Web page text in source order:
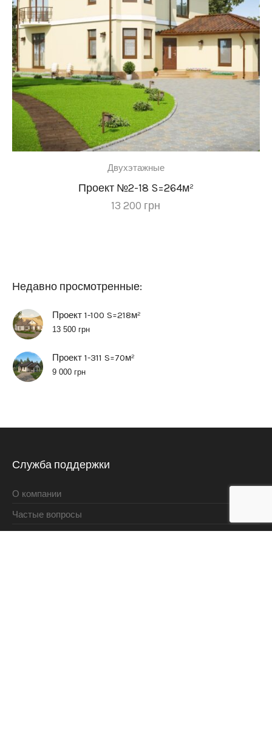
Двухэтажные
Проект №2-18 S=264м²
13 200 грн
Недавно просмотренные:
Проект 1-100 S=218м²
13 500 грн
Проект 1-311 S=70м²
9 000 грн
Служба поддержки
О компании
Частые вопросы